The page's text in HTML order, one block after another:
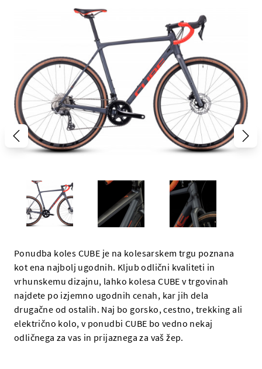
Ponudba koles CUBE je na kolesarskem trgu poznana
kot ena najbolj ugodnih. Kljub odlični kvaliteti in
vrhunskemu dizajnu, lahko kolesa CUBE v trgovinah
najdete po izjemno ugodnih cenah, kar jih dela
drugačne od ostalih. Naj bo gorsko, cestno, trekking ali
električno kolo, v ponudbi CUBE bo vedno nekaj
odličnega za vas in prijaznega za vaš žep.